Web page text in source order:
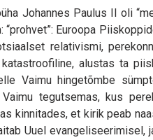
Johannes Paulus II oli
“prohvet”: Euroopa
relativismi,
alustas ta
Vaimu hingetõmbe
tegutsemas, kus
kinnitades, et kirik peab
Uuel